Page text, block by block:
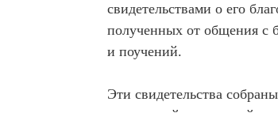
свидетельствами о его
полученных от общения с
и поучений.
Эти свидетельства